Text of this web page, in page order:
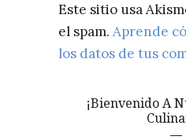
Este sitio usa
el spam. Aprende
los datos de tus
¡Bienvenido A